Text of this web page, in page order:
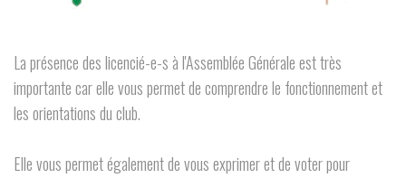
La présence des licencié-e-s à l'Assemblée Générale est très
importante car elle vous permet de comprendre le fonctionnement et
les orientations du club.
Elle vous permet également de vous exprimer et de voter pour